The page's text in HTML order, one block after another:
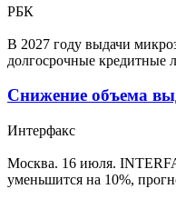
РБК
В 2027 году выдачи
долгосрочные кредитные
Снижение объема
Интерфакс
Москва. 16 июля.
уменьшится на 10%,